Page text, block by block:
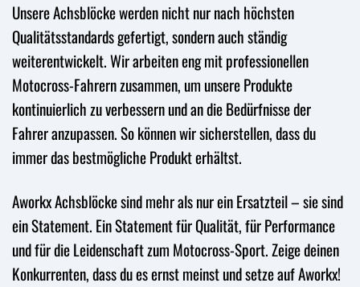
Unsere Achsblöcke werden nicht nur nach höchsten
Qualitätsstandards gefertigt, sondern auch ständig
weiterentwickelt. Wir arbeiten eng mit professionellen
Motocross-Fahrern zusammen, um unsere Produkte
kontinuierlich zu verbessern und an die Bedürfnisse der
Fahrer anzupassen. So können wir sicherstellen, dass du
immer das bestmögliche Produkt erhältst.
Aworkx Achsblöcke sind mehr als nur ein Ersatzteil – sie sind
ein Statement. Ein Statement für Qualität, für Performance
und für die Leidenschaft zum Motocross-Sport. Zeige deinen
Konkurrenten, dass du es ernst meinst und setze auf Aworkx!